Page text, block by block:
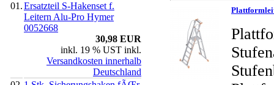
01.Ersatzteil S-Hakenset f.
Leitern Alu-Pro Hymer
0052668
30,98 EUR
inkl. 19 % UST inkl.
Versandkosten innerhalb
Deutschland